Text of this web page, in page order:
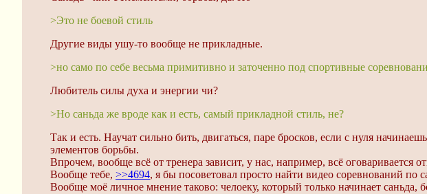
>Это не боевой стиль
Другие виды ушу-то вообще не прикладные.
>но само по себе весьма примитивно и заточенно под спортивные
Любитель силы духа и энергии чи?
>Но саньда же вроде как и есть, самый прикладной стиль, не?
Так и есть. Научат сильно бить, двигаться, паре бросков, если с нуля
элементов борьбы.
Впрочем, вообще всё от тренера зависит, у нас, например, всё оговаривается
Вообще тебе, >>4694, я бы посоветовал просто найти видео соревнований по
Вообще моё личное мнение таково: челоеку, который только начинает